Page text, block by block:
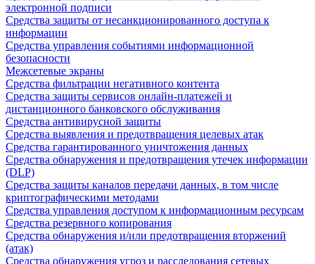
электронной подписи
Средства защиты от несанкционированного доступа к
информации
Средства управления событиями информационной
безопасности
Межсетевые экраны
Средства фильтрации негативного контента
Средства защиты сервисов онлайн-платежей и
дистанционного банковского обслуживания
Средства антивирусной защиты
Средства выявления и предотвращения целевых атак
Средства гарантированного уничтожения данных
Средства обнаружения и предотвращения утечек информации
(DLP)
Средства защиты каналов передачи данных, в том числе
криптографическими методами
Средства управления доступом к информационным ресурсам
Средства резервного копирования
Средства обнаружения и/или предотвращения вторжений
(атак)
Средства обнаружения угроз и расследования сетевых